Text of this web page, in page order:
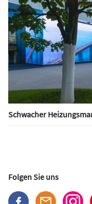
Schwacher
Folgen Sie uns